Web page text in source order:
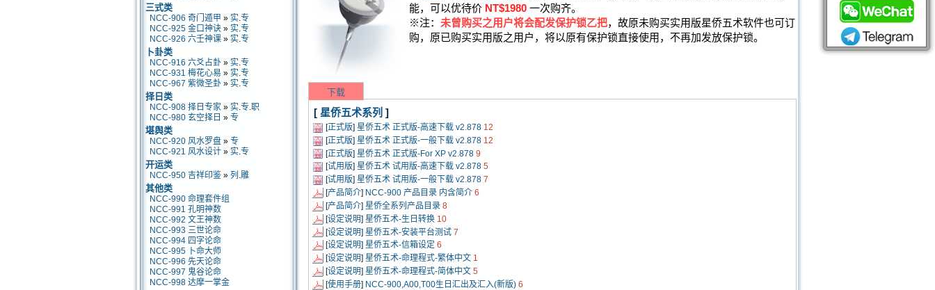
三式类
NCC-906 奇门遁甲 » 实.专
NCC-925 金口神诀 » 实.专
NCC-926 六壬神课 » 实.专
卜卦类
NCC-916 六爻占卦 » 实.专
NCC-931 梅花心易 » 实.专
NCC-967 紫微圣卦 » 实.专
择日类
NCC-908 择日专家 » 实.专.职
NCC-980 玄空择日 » 专
堪舆类
NCC-920 风水罗盘 » 专
NCC-921 风水设计 » 实.专
开运类
NCC-950 吉祥印鉴 » 列 .雕
其他类
NCC-990 命理套件组
NCC-991 孔明神数
NCC-992 文王神数
NCC-993 三世论命
NCC-994 四字论命
NCC-995 卜命大师
NCC-996 先天论命
NCC-997 鬼谷论命
NCC-998 达摩一掌金
能，可以优待价 NT$1980 一次购齐。
※注： 未曾购买之用户将会配发保护锁乙把，故原未购买实用版星侨五术软件也可订
购，原已购买实用版之用户，将以原有保护锁直接使用，不再加发放保护锁。
下载
[ 星侨五术系列 ]
[正式版] 星侨五术 正式版-高速下载 v2.878 12
[正式版] 星侨五术 正式版-一般下载 v2.878 12
[正式版] 星侨五术 正式版-For XP v2.878 9
[试用版] 星侨五术 试用版-高速下载 v2.878 5
[试用版] 星侨五术 试用版-一般下载 v2.878 7
[产品简介] NCC-900 产品目录 内含简介 6
[产品简介] 星侨全系列产品目录 8
[设定说明] 星侨五术-生日转换 10
[设定说明] 星侨五术-安装平台测试 7
[设定说明] 星侨五术-信箱设定 6
[设定说明] 星侨五术-命理程式-繁体中文 1
[设定说明] 星侨五术-命理程式-简体中文 5
[使用手册] NCC-900,A00,T00生日汇出及汇入(新版) 6